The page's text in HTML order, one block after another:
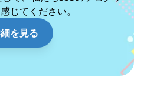
じてください。
を見る